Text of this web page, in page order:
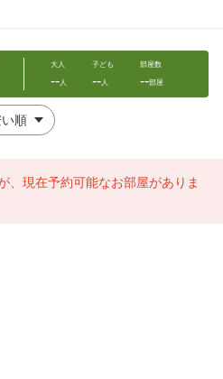
大人
--人
子ども
--人
部屋数
--部屋
、現在予約可能なお部屋がありま